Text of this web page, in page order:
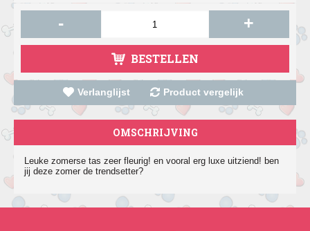
- +
BESTELLEN
Verlanglijst Product vergelijk
OMSCHRIJVING
Leuke zomerse tas zeer fleurig! en vooral erg luxe uitziend! ben
jij deze zomer de trendsetter?